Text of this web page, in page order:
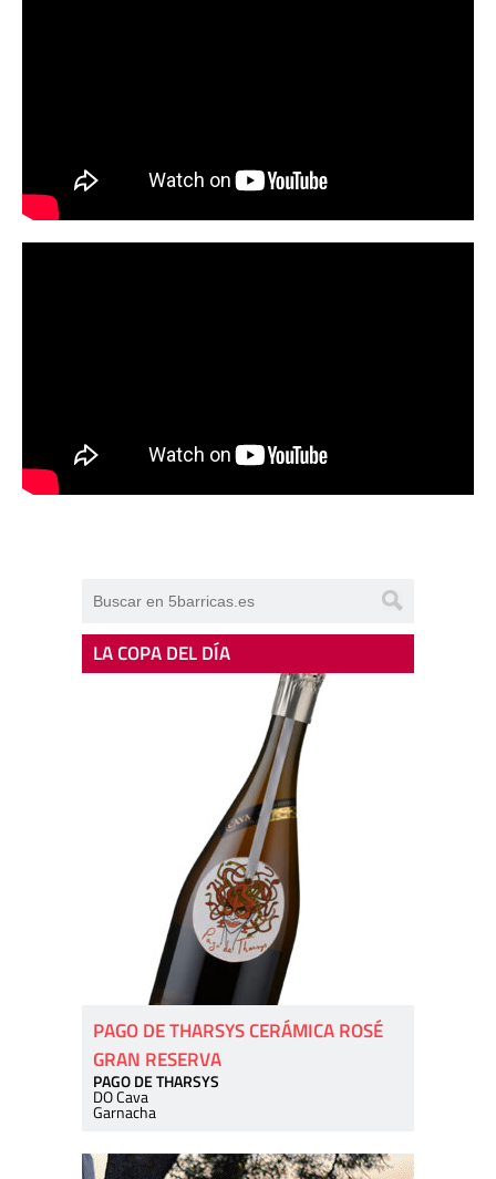
LA COPA DEL DÍA
PAGO DE THARSYS CERÁMICA ROSÉ
GRAN RESERVA
PAGO DE THARSYS
DO Cava
Garnacha